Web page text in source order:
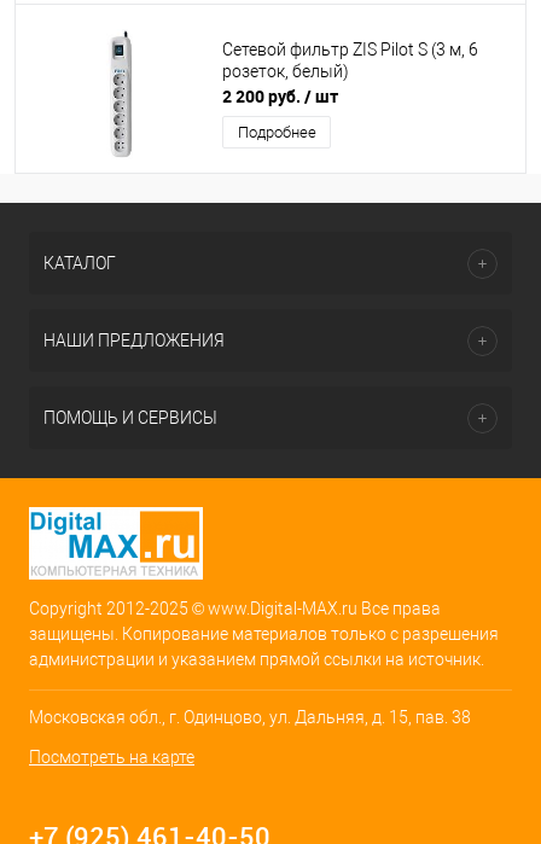
Сетевой фильтр ZIS Pilot S (3 м, 6
розеток, белый)
2 200 руб. / шт
Подробнее
КАТАЛОГ
НАШИ ПРЕДЛОЖЕНИЯ
ПОМОЩЬ И СЕРВИСЫ
Copyright 2012-2025 © www.Digital-MAX.ru Все права
защищены. Копирование материалов только с разрешения
администрации и указанием прямой ссылки на источник.
Московская обл., г. Одинцово, ул. Дальняя, д. 15, пав. 38
Посмотреть на карте
+7 (925) 461-40-50